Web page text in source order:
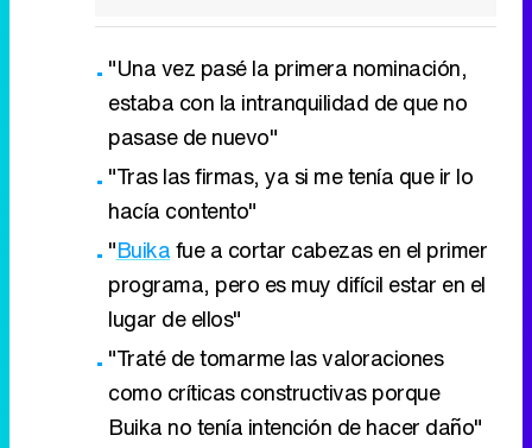
"Una vez pasé la primera nominación,
estaba con la intranquilidad de que no
pasase de nuevo"
"Tras las firmas, ya si me tenía que ir lo
hacía contento"
"Buikafue a cortar cabezas en el primer
programa, pero es muy difícil estar en el
lugar de ellos"
"Traté de tomarme las valoraciones
como críticas constructivas porque
Buika no tenía intención de hacer daño"